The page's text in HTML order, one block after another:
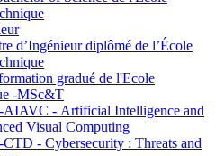
d’Ingénieur diplômé de l’École
gradué de l'Ecole
-MSc&T
AIAVC - Artificial Intelligence and
Visual Computing
- Cybersecurity : Threats and